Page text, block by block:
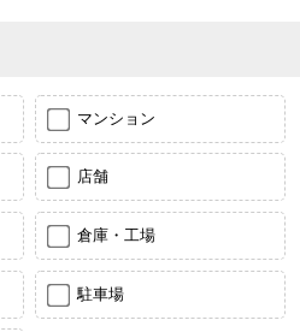
マンション
店舗
倉庫・工場
駐車場